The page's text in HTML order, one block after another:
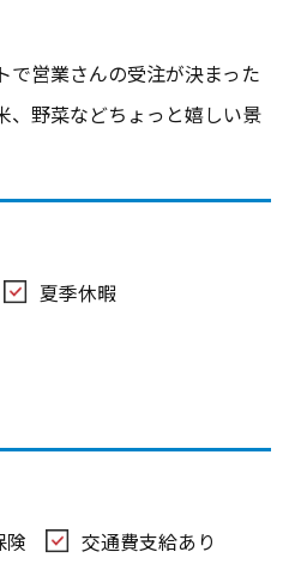
で営業さんの受注が決まった
、野菜などちょっと嬉しい景
夏季休暇
険
交通費支給あり